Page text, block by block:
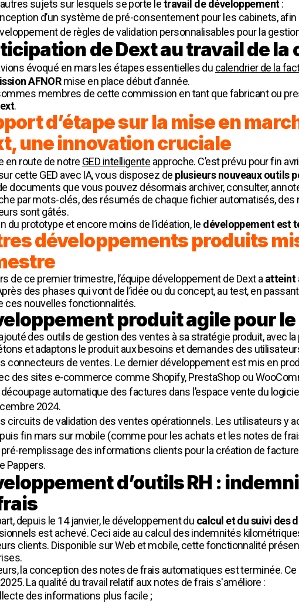
sujets sur lesquels se porte letravail de développement:
d’un système de pré-consentement pour les cabinets, afin
de règles de validation personnalisables pour la
de Dext au travail de la
évoqué en mars les étapes essentielles du calendrier de la
AFNORmise en place début d’année.
membres de cette commission en tant que fabricant ou
.
d’étape sur la mise en
une innovation cruciale
en route de notre GED intelligente approche. C’est prévu pour fin
cette GED avec IA, vous disposez de plusieurs nouveaux outils
documents que vous pouvez désormais archiver, consulter,
par mots-clés, des résumés de chaque fichier automatisés,
sont gâtés.
du prototype et encore moins de l’idéation, le développement est
développements produits
de ce premier trimestre, l’équipe développement de Dext a atteint
des phases qui vont de l’idée ou du concept, au test, en
ces nouvelles fonctionnalités.
produit agile pour
des outils de gestion des ventes à sa stratégie produit, avec
et adaptons le produit aux besoins et demandes des
connecteurs de ventes. Le dernier développement est mis en
des sites e-commerce comme Shopify, PrestaShop ou
découpage automatique des factures dans l’espace vente du
2024.
circuits de validation des ventes opérationnels. Les utilisateurs y
fin mars sur mobile (comme pour les achats et les notes de
pré-remplissage des informations clients pour la création de
Pappers.
d’outils RH :
depuis le 14 janvier, le développement du calcul et du suivi des
est achevé. Ceci aide au calcul des indemnités
clients. Disponible sur Web et mobile, cette fonctionnalité
la conception des notes de frais automatiques est terminée.
La qualité du travail relatif aux notes de frais s'améliore :
des informations plus facile ;